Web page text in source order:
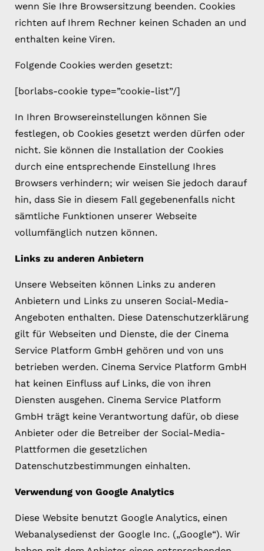
wenn Sie Ihre Browsersitzung beenden. Cookies
richten auf Ihrem Rechner keinen Schaden an und
enthalten keine Viren.
Folgende Cookies werden gesetzt:
[borlabs-cookie type=”cookie-list”/]
In Ihren Browsereinstellungen können Sie
festlegen, ob Cookies gesetzt werden dürfen oder
nicht. Sie können die Installation der Cookies
durch eine entsprechende Einstellung Ihres
Browsers verhindern; wir weisen Sie jedoch darauf
hin, dass Sie in diesem Fall gegebenenfalls nicht
sämtliche Funktionen unserer Webseite
vollumfänglich nutzen können.
Links zu anderen Anbietern
Unsere Webseiten können Links zu anderen
Anbietern und Links zu unseren Social-Media-
Angeboten enthalten. Diese Datenschutzerklärung
gilt für Webseiten und Dienste, die der Cinema
Service Platform GmbH gehören und von uns
betrieben werden. Cinema Service Platform GmbH
hat keinen Einfluss auf Links, die von ihren
Diensten ausgehen. Cinema Service Platform
GmbH trägt keine Verantwortung dafür, ob diese
Anbieter oder die Betreiber der Social-Media-
Plattformen die gesetzlichen
Datenschutzbestimmungen einhalten.
Verwendung von Google Analytics
Diese Website benutzt Google Analytics, einen
Webanalysedienst der Google Inc. („Google“). Wir